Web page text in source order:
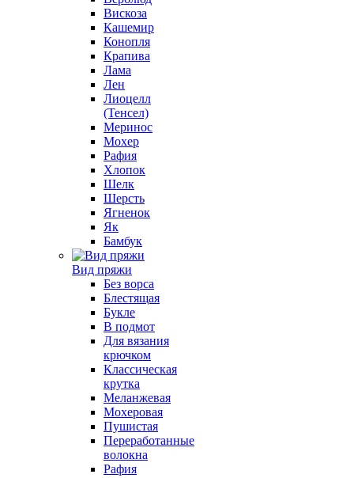
Вискоза
Кашемир
Конопля
Крапива
Лама
Лен
Лиоцелл
(Тенсел)
Меринос
Мохер
Рафия
Хлопок
Шелк
Шерсть
Ягненок
Як
Бамбук
Вид пряжи
Без ворса
Блестящая
Букле
В подмот
Для вязания
крючком
Классическая
крутка
Меланжевая
Мохеровая
Пушистая
Переработанные
волокна
Рафия